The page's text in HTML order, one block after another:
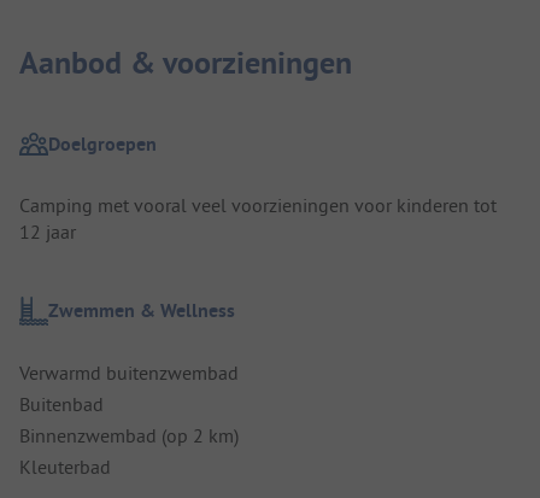
Aanbod & voorzieningen
Doelgroepen
Camping met vooral veel voorzieningen voor kinderen tot
12 jaar
Zwemmen & Wellness
Verwarmd buitenzwembad
Buitenbad
Binnenzwembad (op 2 km)
Kleuterbad